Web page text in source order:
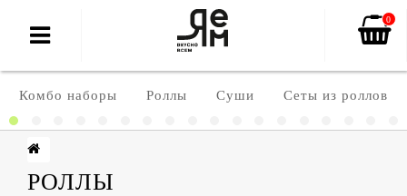
0
Комбо наборы Роллы Суши Сеты из роллов
РОЛЛЫ